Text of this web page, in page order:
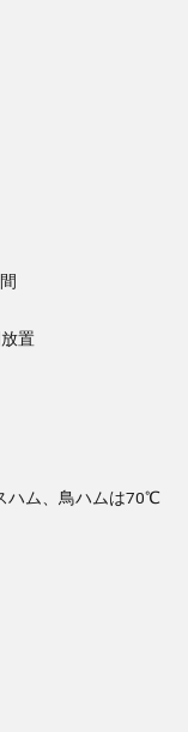
置
ハム、鳥ハムは70℃